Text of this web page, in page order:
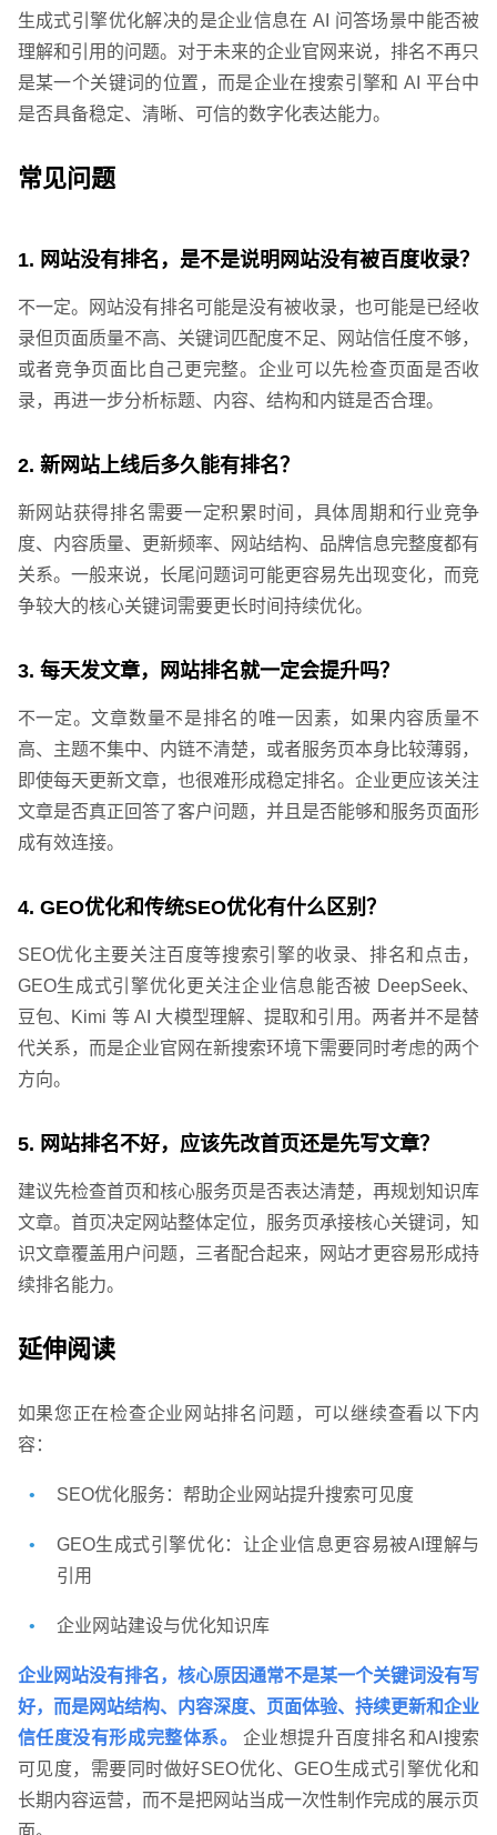
生成式引擎优化解决的是企业信息在 AI 问答场景中能否被
理解和引用的问题。对于未来的企业官网来说，排名不再只
是某一个关键词的位置，而是企业在搜索引擎和 AI 平台中
是否具备稳定、清晰、可信的数字化表达能力。
常见问题
1. 网站没有排名，是不是说明网站没有被百度收录？
不一定。网站没有排名可能是没有被收录，也可能是已经收
录但页面质量不高、关键词匹配度不足、网站信任度不够，
或者竞争页面比自己更完整。企业可以先检查页面是否收
录，再进一步分析标题、内容、结构和内链是否合理。
2. 新网站上线后多久能有排名？
新网站获得排名需要一定积累时间，具体周期和行业竞争
度、内容质量、更新频率、网站结构、品牌信息完整度都有
关系。一般来说，长尾问题词可能更容易先出现变化，而竞
争较大的核心关键词需要更长时间持续优化。
3. 每天发文章，网站排名就一定会提升吗？
不一定。文章数量不是排名的唯一因素，如果内容质量不
高、主题不集中、内链不清楚，或者服务页本身比较薄弱，
即使每天更新文章，也很难形成稳定排名。企业更应该关注
文章是否真正回答了客户问题，并且是否能够和服务页面形
成有效连接。
4. GEO优化和传统SEO优化有什么区别？
SEO优化主要关注百度等搜索引擎的收录、排名和点击，
GEO生成式引擎优化更关注企业信息能否被 DeepSeek、
豆包、Kimi 等 AI 大模型理解、提取和引用。两者并不是替
代关系，而是企业官网在新搜索环境下需要同时考虑的两个
方向。
5. 网站排名不好，应该先改首页还是先写文章？
建议先检查首页和核心服务页是否表达清楚，再规划知识库
文章。首页决定网站整体定位，服务页承接核心关键词，知
识文章覆盖用户问题，三者配合起来，网站才更容易形成持
续排名能力。
延伸阅读
如果您正在检查企业网站排名问题，可以继续查看以下内
容：
SEO优化服务：帮助企业网站提升搜索可见度
GEO生成式引擎优化：让企业信息更容易被AI理解与
引用
企业网站建设与优化知识库
企业网站没有排名，核心原因通常不是某一个关键词没有写
好，而是网站结构、内容深度、页面体验、持续更新和企业
信任度没有形成完整体系。
企业想提升百度排名和AI搜索
可见度，需要同时做好SEO优化、GEO生成式引擎优化和
长期内容运营，而不是把网站当成一次性制作完成的展示页
面。